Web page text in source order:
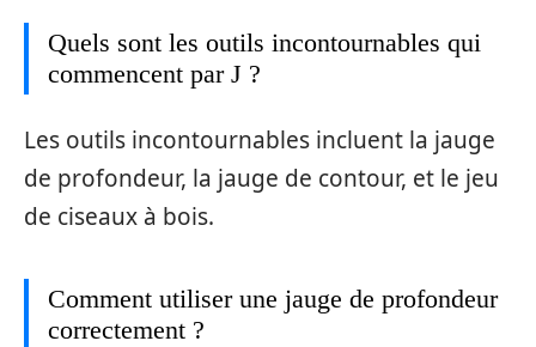
Quels sont les outils incontournables qui
commencent par J ?
Les outils incontournables incluent la jauge
de profondeur, la jauge de contour, et le jeu
de ciseaux à bois.
Comment utiliser une jauge de profondeur
correctement ?